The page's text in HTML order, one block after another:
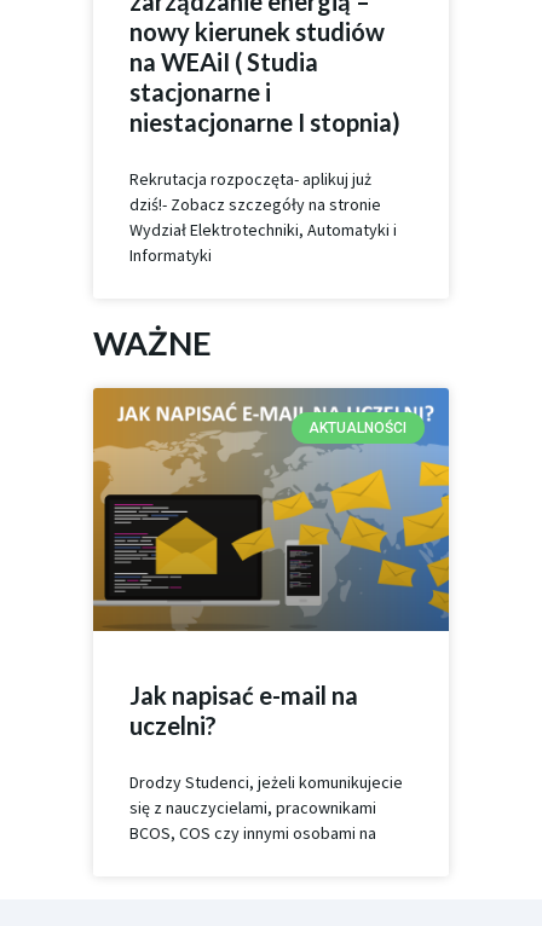
nowy kierunek studiów
na WEAiI ( Studia
stacjonarne i
niestacjonarne I stopnia)
Rekrutacja rozpoczęta- aplikuj już
dziś!- Zobacz szczegóły na stronie
Wydział Elektrotechniki, Automatyki i
Informatyki
WAŻNE
AKTUALNOŚCI
Jak napisać e-mail na
uczelni?
Drodzy Studenci, jeżeli komunikujecie
się z nauczycielami, pracownikami
BCOS, COS czy innymi osobami na